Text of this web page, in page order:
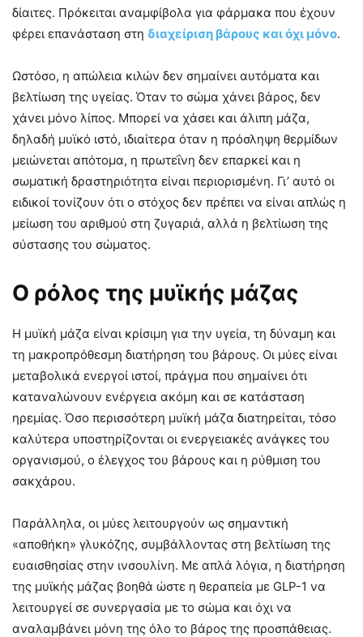
δίαιτες. Πρόκειται αναμφίβολα για φάρμακα που έχουν
φέρει επανάσταση στη διαχείριση βάρους και όχι μόνο.
Ωστόσο, η απώλεια κιλών δεν σημαίνει αυτόματα και
βελτίωση της υγείας. Όταν το σώμα χάνει βάρος, δεν
χάνει μόνο λίπος. Μπορεί να χάσει και άλιπη μάζα,
δηλαδή μυϊκό ιστό, ιδιαίτερα όταν η πρόσληψη θερμίδων
μειώνεται απότομα, η πρωτεΐνη δεν επαρκεί και η
σωματική δραστηριότητα είναι περιορισμένη. Γι’ αυτό οι
ειδικοί τονίζουν ότι ο στόχος δεν πρέπει να είναι απλώς η
μείωση του αριθμού στη ζυγαριά, αλλά η βελτίωση της
σύστασης του σώματος.
Ο ρόλος της μυϊκής μάζας
Η μυϊκή μάζα είναι κρίσιμη για την υγεία, τη δύναμη και
τη μακροπρόθεσμη διατήρηση του βάρους. Οι μύες είναι
μεταβολικά ενεργοί ιστοί, πράγμα που σημαίνει ότι
καταναλώνουν ενέργεια ακόμη και σε κατάσταση
ηρεμίας. Όσο περισσότερη μυϊκή μάζα διατηρείται, τόσο
καλύτερα υποστηρίζονται οι ενεργειακές ανάγκες του
οργανισμού, ο έλεγχος του βάρους και η ρύθμιση του
σακχάρου.
Παράλληλα, οι μύες λειτουργούν ως σημαντική
«αποθήκη» γλυκόζης, συμβάλλοντας στη βελτίωση της
ευαισθησίας στην ινσουλίνη. Με απλά λόγια, η διατήρηση
της μυϊκής μάζας βοηθά ώστε η θεραπεία με GLP-1 να
λειτουργεί σε συνεργασία με το σώμα και όχι να
αναλαμβάνει μόνη της όλο το βάρος της προσπάθειας.